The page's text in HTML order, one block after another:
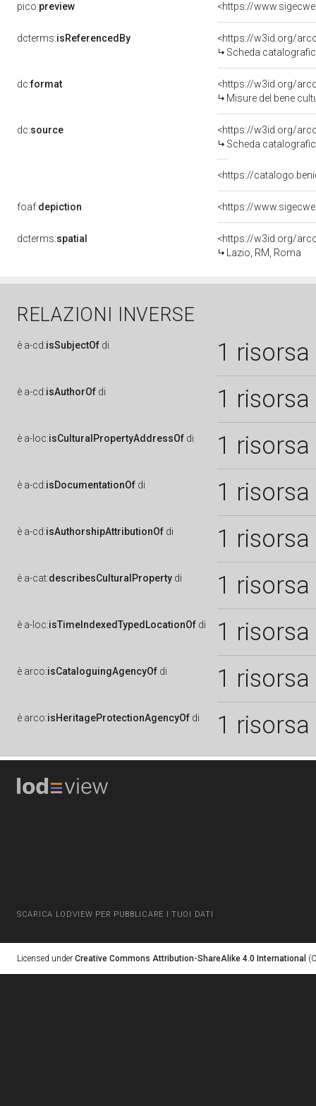
pico:preview
dcterms:isReferencedBy
<https://w3id.org/
Scheda
dc:format
<https://w3id.org/
Misure del bene
dc:source
<https://w3id.org/
Scheda
<https://
foaf:depiction
dcterms:spatial
<https://w3id.org/
Lazio, RM, Roma
RELAZIONI INVERSE
è a-cd:isSubjectOf di 1 risorsa
è a-cd:isAuthorOf di 1 risorsa
è a-loc:isCulturalPropertyAddressOf di 1 risorsa
è a-cd:isDocumentationOf di 1 risorsa
è a-cd:isAuthorshipAttributionOf di 1 risorsa
è a-cat:describesCulturalProperty di 1 risorsa
è a-loc:isTimeIndexedTypedLocationOf di 1 risorsa
è arco:isCataloguingAgencyOf di 1 risorsa
è arco:isHeritageProtectionAgencyOf di 1 risorsa
SCARICA LODVIEW PER PUBBLICARE I TUOI DATI
Licensed under Creative Commons Attribution-ShareAlike 4.0 International